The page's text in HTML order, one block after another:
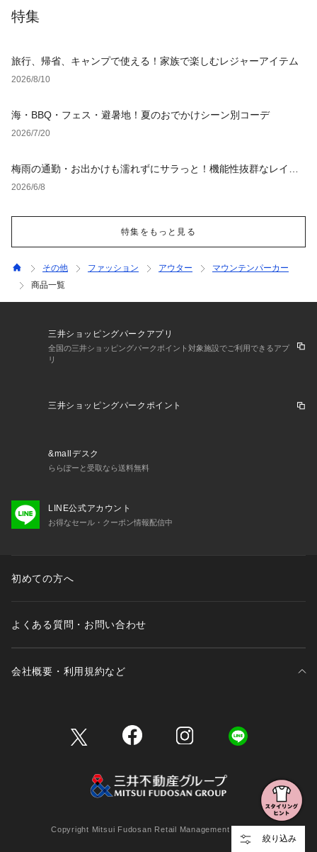
特集
旅行、帰省、キャンプで使える！家族で楽しむレジャーアイテム
2026/8/10
海・BBQ・フェス・避暑地！夏のおでかけシーン別コーデ
2026/7/20
梅雨の通勤・お出かけも濡れずにサラっと！機能性抜群なレイン
グッズ
2026/6/8
特集をもっと見る
絞り込み
その他 ファッション アウター
マウンテンパーカー
商品一覧
三井ショッピングパークアプリ
全国の三井ショッピングパークポイント対象施設でご利用できるアプ
リ
三井ショッピングパークポイント
&mallデスク
ららぽーと受取なら送料無料
LINE公式アカウント
お得なセール・クーポン情報配信中
初めての方へ
よくある質問・お問い合わせ
会社概要・利用規約など
Copyright Mitsui Fudosan Retail Management Co., Ltd.